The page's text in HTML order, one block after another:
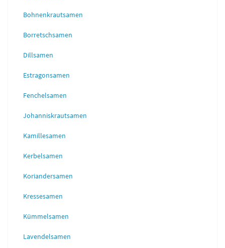
Bohnenkrautsamen
Borretschsamen
Dillsamen
Estragonsamen
Fenchelsamen
Johanniskrautsamen
Kamillesamen
Kerbelsamen
Koriandersamen
Kressesamen
Kümmelsamen
Lavendelsamen